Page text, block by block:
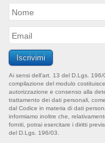
Ai sensi dell’art. 13 del D.Lgs. 196/
compilazione del modulo
autorizzazione e consenso alla
trattamento dei dati personali,
dal Codice in materia di dati
informiamo inoltre che,
forniti, potrai esercitare i diritti
del D.Lgs. 196/03.